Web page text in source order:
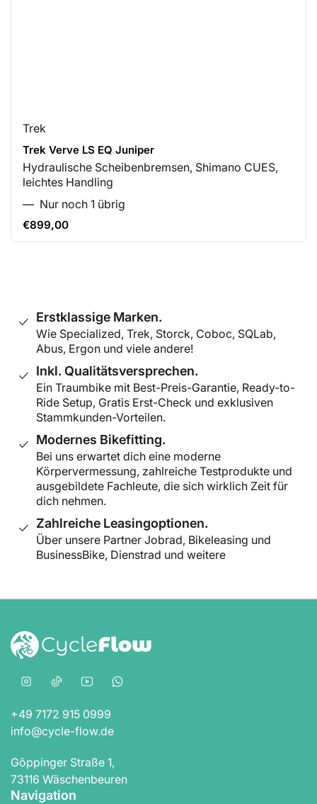
Trek
Trek Verve LS EQ Juniper
Hydraulische Scheibenbremsen, Shimano CUES,
leichtes Handling
Nur noch 1 übrig
Normaler
Preis
€899,00
Erstklassige Marken.
Wie Specialized, Trek, Storck, Coboc, SQLab,
Abus, Ergon und viele andere!
Inkl. Qualitätsversprechen.
Ein Traumbike mit Best-Preis-Garantie, Ready-to-
Ride Setup, Gratis Erst-Check und exklusiven
Stammkunden-Vorteilen.
Modernes Bikefitting.
Bei uns erwartet dich eine moderne
Körpervermessung, zahlreiche Testprodukte und
ausgebildete Fachleute, die sich wirklich Zeit für
dich nehmen.
Zahlreiche Leasingoptionen.
Über unsere Partner Jobrad, Bikeleasing und
BusinessBike, Dienstrad und weitere
InstagramTikTokYouTubeWhatsApp
+49 7172 915 0999
info@cycle-flow.de
Göppinger Straße 1,
73116 Wäschenbeuren
Navigation